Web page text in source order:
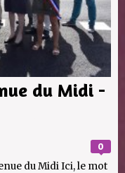
du Midi -
0
du Midi Ici, le mot